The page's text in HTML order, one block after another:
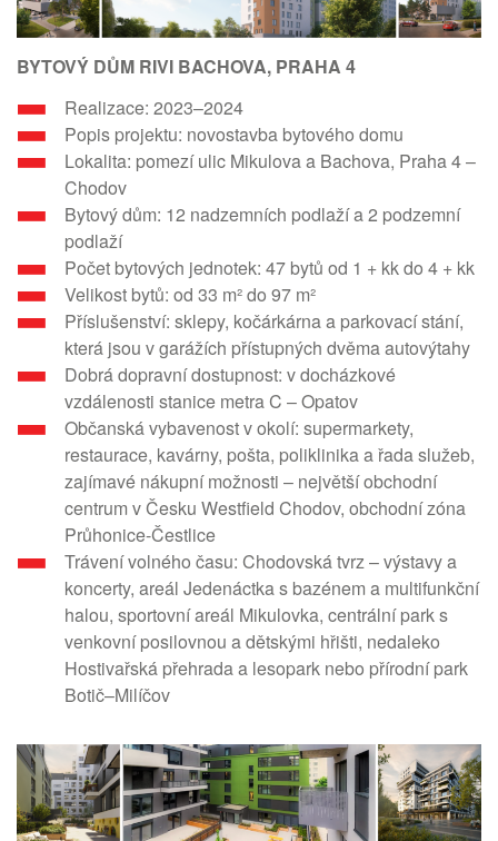
BYTOVÝ DŮM RIVI BACHOVA, PRAHA 4
Realizace: 2023–2024
Popis projektu: novostavba bytového domu
Lokalita: pomezí ulic Mikulova a Bachova, Praha 4 –
Chodov
Bytový dům: 12 nadzemních podlaží a 2 podzemní
podlaží
Počet bytových jednotek: 47 bytů od 1 + kk do 4 + kk
Velikost bytů: od 33 m² do 97 m²
Příslušenství: sklepy, kočárkárna a parkovací stání,
která jsou v garážích přístupných dvěma autovýtahy
Dobrá dopravní dostupnost: v docházkové
vzdálenosti stanice metra C – Opatov
Občanská vybavenost v okolí: supermarkety,
restaurace, kavárny, pošta, poliklinika a řada služeb,
zajímavé nákupní možnosti – největší obchodní
centrum v Česku Westfield Chodov, obchodní zóna
Průhonice-Čestlice
Trávení volného času: Chodovská tvrz – výstavy a
koncerty, areál Jedenáctka s bazénem a multifunkční
halou, sportovní areál Mikulovka, centrální park s
venkovní posilovnou a dětskými hřišti, nedaleko
Hostivařská přehrada a lesopark nebo přírodní park
Botič–Milíčov